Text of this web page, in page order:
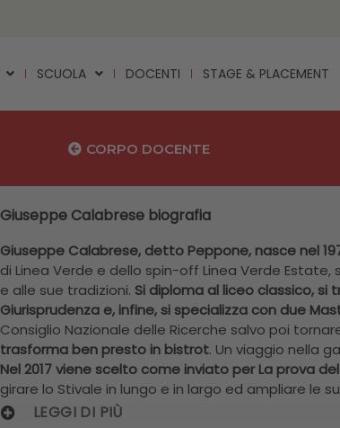
SCUOLA DOCENTI STAGE & PLACEMENT
CORPO DOCENTE
Giuseppe Calabrese biografia
Giuseppe Calabrese, detto Peppone, nasce nel
di Linea Verde e dello spin-off Linea Verde
e alle sue tradizioni. Si diploma al liceo classico, si
Giurisprudenza e, infine, si specializza con due
Consiglio Nazionale delle Ricerche salvo poi
trasforma ben presto in bistrot. Un viaggio nella
Nel 2017 viene scelto come inviato per La prova
girare lo Stivale in lungo e in largo ed ampliare le
LEGGI DI PIÙ